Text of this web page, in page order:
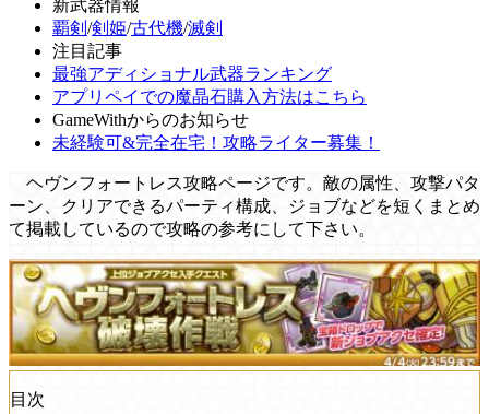
新武器情報
覇剣 /剣姫/古代機/滅剣
注目記事
最強アディショナル武器ランキング
アプリペイでの魔晶石購入方法はこちら
GameWithからのお知らせ
未経験可&完全在宅！攻略ライター募集！
ヘヴンフォートレス攻略ページです。敵の属性、攻撃パタ
ーン、クリアできるパーティ構成、ジョブなどを短くまとめ
て掲載しているので攻略の参考にして下さい。
目次